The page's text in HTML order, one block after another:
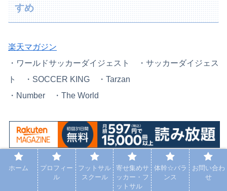
すめ
楽天マガジン
・ ワールドサッカーダイジェスト ・ サッカーダイジェス
ト ・SOCCER KING ・Tarzan
・Number ・The World
コスパやサッカー雑誌数的には楽天マガジンがよさそうで
ホーム
プロフィー
ル
フットサル
スクール
寄せ集めサ
ッカー・フ
ットサル
体幹☆バラ
ンス
お問い合わ
せ